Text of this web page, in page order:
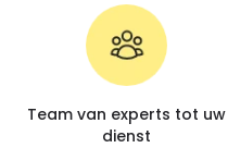
Team van experts tot uw
dienst